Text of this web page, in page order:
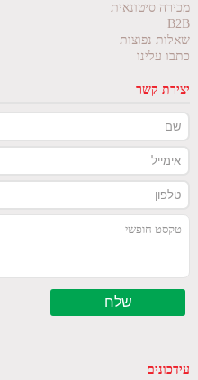
מכירה סיטונאית
B2B
שאלות נפוצות
כתבו עלינו
יצירת קשר
עידכונים